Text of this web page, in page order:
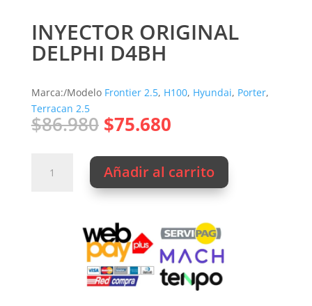
INYECTOR ORIGINAL
DELPHI D4BH
Marca:/Modelo Frontier 2.5, H100, Hyundai, Porter,
Terracan 2.5
$86.980 El
precio
original
era:
$86.980.
$75.680El
actual
es:
$75.680.
ORIGINAL
Añadir al carrito